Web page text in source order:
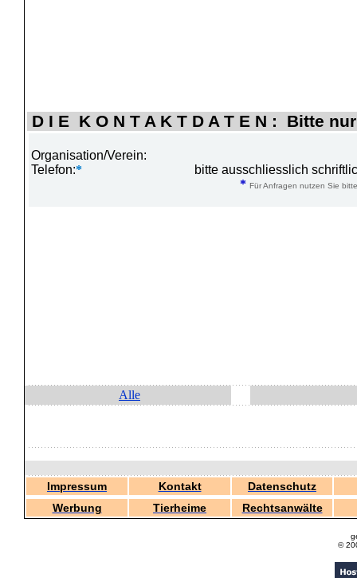
D I E K O N T A K T D A T E N : Bitte
Organisation/Verein:
Telefon:*
bitte ausschliesslich
* Für Anfragen nutzen Sie
Alle
Impressum Kontakt
Datenschutz
Werbung
Tierheime Rechtsanwälte
©